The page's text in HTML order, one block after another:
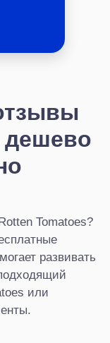
дешево
Tomatoes?
развивать
или